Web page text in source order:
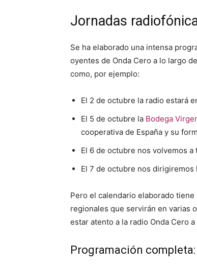
Jornadas
Se ha elaborado una intensa
oyentes de Onda Cero a lo largo
como, por ejemplo:
El 2 de octubre la radio estará
El 5 de octubre la Bodega
cooperativa de España y su
El 6 de octubre nos volvemos
El 7 de octubre nos
Pero el calendario elaborado
regionales que servirán en varias
estar atento a la radio Onda Cero
Programación